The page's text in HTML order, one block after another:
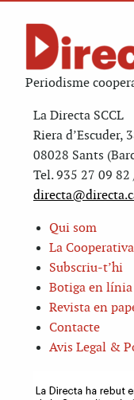
Periodisme
La Directa SCCL
Riera d’Escuder,
08028 Sants
Tel. 935 27 09
Qui som
La
Subscriu-t’hi
Botiga en línia
Revista en
Contacte
Avis Legal &